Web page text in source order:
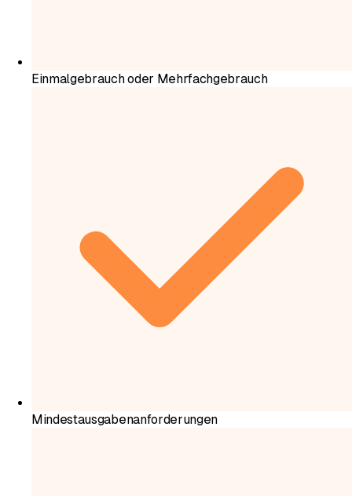
Einmalgebrauch oder Mehrfachgebrauch
Mindestausgabenanforderungen